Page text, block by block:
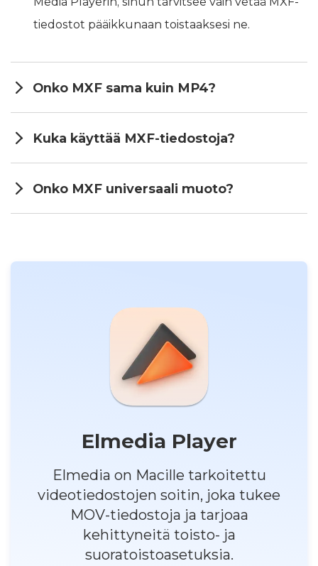
tiedostot pääikkunaan toistaaksesi ne.
Onko MXF sama kuin MP4?
Kuka käyttää MXF-tiedostoja?
Onko MXF universaali muoto?
Elmedia Player
Elmedia on Macille tarkoitettu
videotiedostojen soitin, joka tukee
MOV-tiedostoja ja tarjoaa
kehittyneitä toisto- ja
suoratoistoasetuksia.